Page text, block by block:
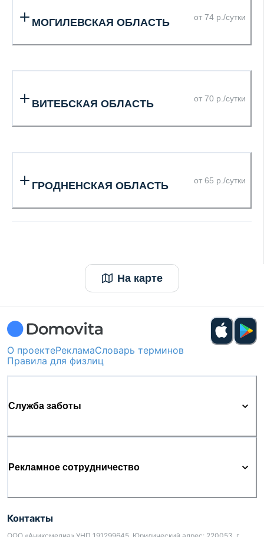
МОГИЛЕВСКАЯ ОБЛАСТЬ от 74 р./сутки
ВИТЕБСКАЯ ОБЛАСТЬ от 70 р./сутки
ГРОДНЕНСКАЯ ОБЛАСТЬ от 65 р./сутки
На карте
О проектеРекламаСловарь терминов
Правила для физлиц
Служба заботы
Рекламное сотрудничество
Контакты